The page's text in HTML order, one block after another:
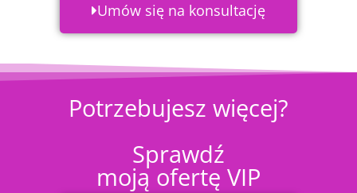
Umów się na konsultację
Potrzebujesz więcej?
Sprawdź
moją ofertę VIP